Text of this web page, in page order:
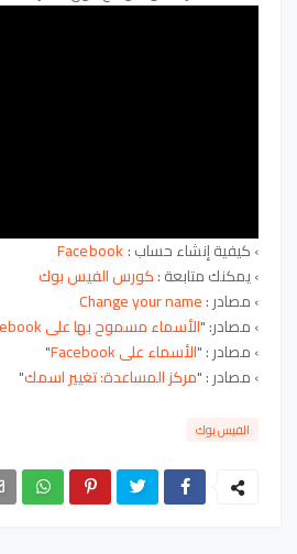
›كيفيةإنشاء حساب :Facebook
› يمكنك متابعة :كورس الفيس بوك
› مصادر :Change your name
› مصادر: "الأسماء مسموح بها على Facebook
› مصادر : "الأسماء على Facebook
"
› مصادر : "مركز المساعدة: تغيير اسمك"
الفيس بوك